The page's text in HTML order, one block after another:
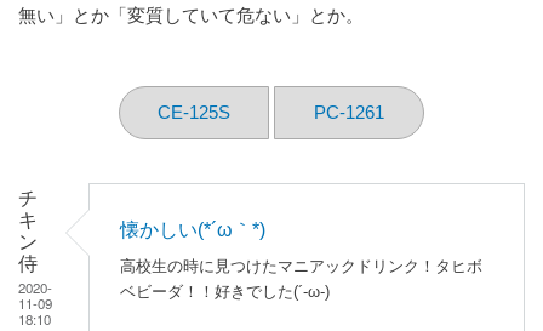
無い」とか「変質していて危ない」とか。
CE-125S PC-1261
チ
キ
ン
侍
2020-
11-09
18:10
懐かしい(*´ω｀*)
高校生の時に見つけたマニアックドリンク！タヒボ
ベビーダ！！好きでした(´-ω-)